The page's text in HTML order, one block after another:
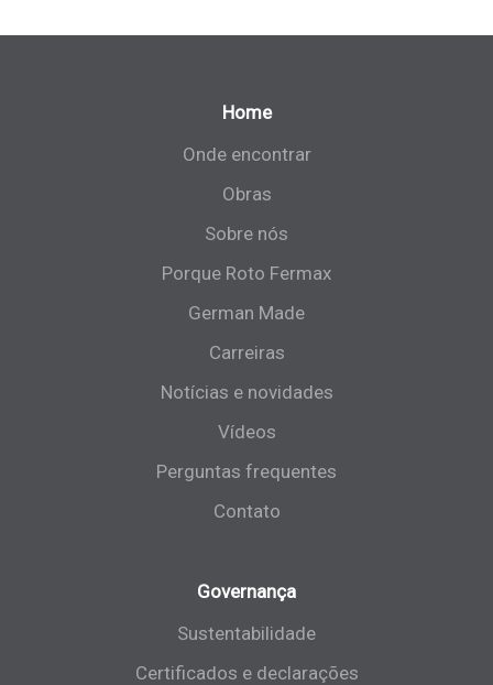
Home
Onde encontrar
Obras
Sobre nós
Porque Roto Fermax
German Made
Carreiras
Notícias e novidades
Vídeos
Perguntas frequentes
Contato
Governança
Sustentabilidade
Certificados e declarações